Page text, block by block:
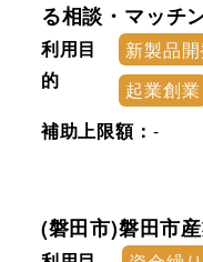
る相談・マッチ
利用目
的
新製品開
起業創業
補助上限額： -
(磐田市)磐田市